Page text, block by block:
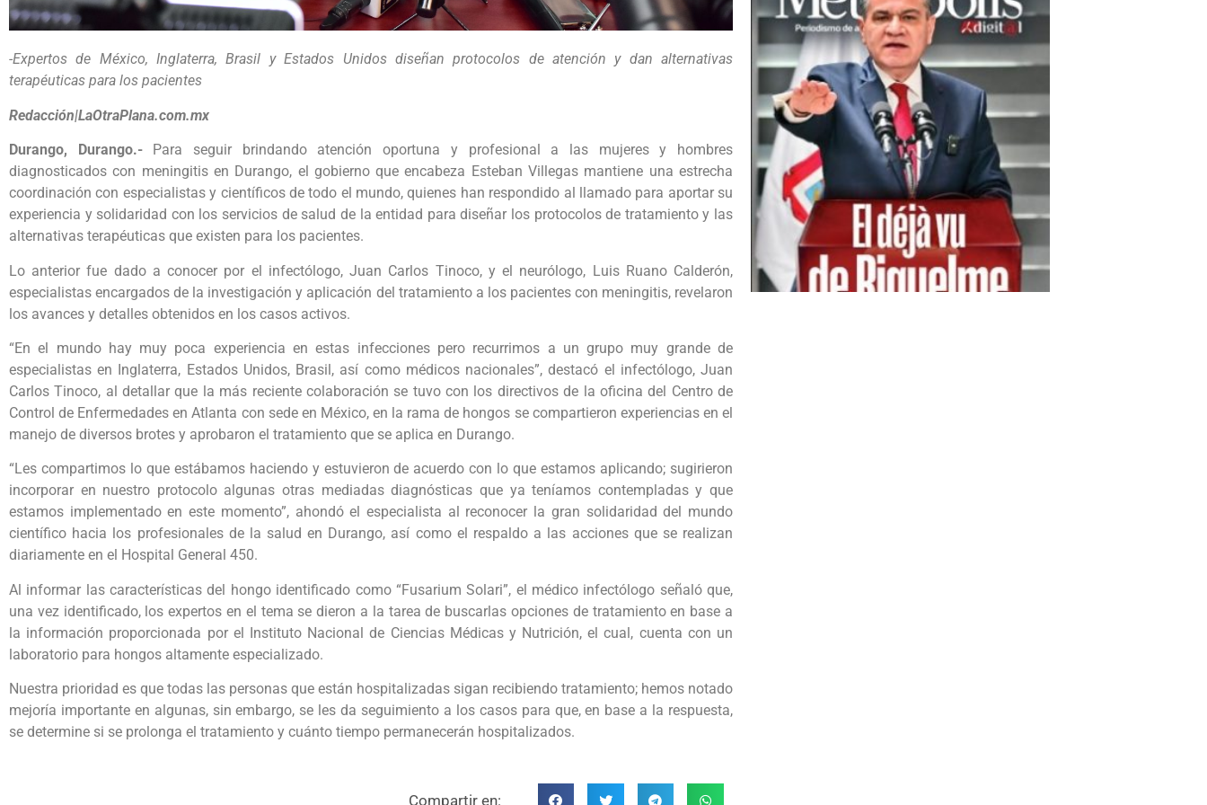
-Expertos de México, Inglaterra, Brasil y Estados Unidos diseñan protocolos de atención y dan alternativas
terapéuticas para los pacientes
Redacción|LaOtraPlana.com.mx
Durango, Durango.-Para seguir brindando atención oportuna y profesional a las mujeres y hombres
diagnosticados con meningitis en Durango, el gobierno que encabeza Esteban Villegas mantiene una estrecha
coordinación con especialistas y científicos de todo el mundo, quienes han respondido al llamado para aportar su
experiencia y solidaridad con los servicios de salud de la entidad para diseñar los protocolos de tratamiento y las
alternativas terapéuticas que existen para los pacientes.
Lo anterior fue dado a conocer por el infectólogo, Juan Carlos Tinoco, y el neurólogo, Luis Ruano Calderón,
especialistas encargados de la investigación y aplicación del tratamiento a los pacientes con meningitis, revelaron
los avances y detalles obtenidos en los casos activos.
“En el mundo hay muy poca experiencia en estas infecciones pero recurrimos a un grupo muy grande de
especialistas en Inglaterra, Estados Unidos, Brasil, así como médicos nacionales”, destacó el infectólogo, Juan
Carlos Tinoco, al detallar que la más reciente colaboración se tuvo con los directivos de la oficina del Centro de
Control de Enfermedades en Atlanta con sede en México, en la rama de hongos se compartieron experiencias en el
manejo de diversos brotes y aprobaron el tratamiento que se aplica en Durango.
“Les compartimos lo que estábamos haciendo y estuvieron de acuerdo con lo que estamos aplicando; sugirieron
incorporar en nuestro protocolo algunas otras mediadas diagnósticas que ya teníamos contempladas y que
estamos implementado en este momento”, ahondó el especialista al reconocer la gran solidaridad del mundo
científico hacia los profesionales de la salud en Durango, así como el respaldo a las acciones que se realizan
diariamente en el Hospital General 450.
Al informar las características del hongo identificado como “Fusarium Solari”, el médico infectólogo señaló que,
una vez identificado, los expertos en el tema se dieron a la tarea de buscarlas opciones de tratamiento en base a
la información proporcionada por el Instituto Nacional de Ciencias Médicas y Nutrición, el cual, cuenta con un
laboratorio para hongos altamente especializado.
Nuestra prioridad es que todas las personas que están hospitalizadas sigan recibiendo tratamiento; hemos notado
mejoría importante en algunas, sin embargo, se les da seguimiento a los casos para que, en base a la respuesta,
se determine si se prolonga el tratamiento y cuánto tiempo permanecerán hospitalizados.
Compartir en: